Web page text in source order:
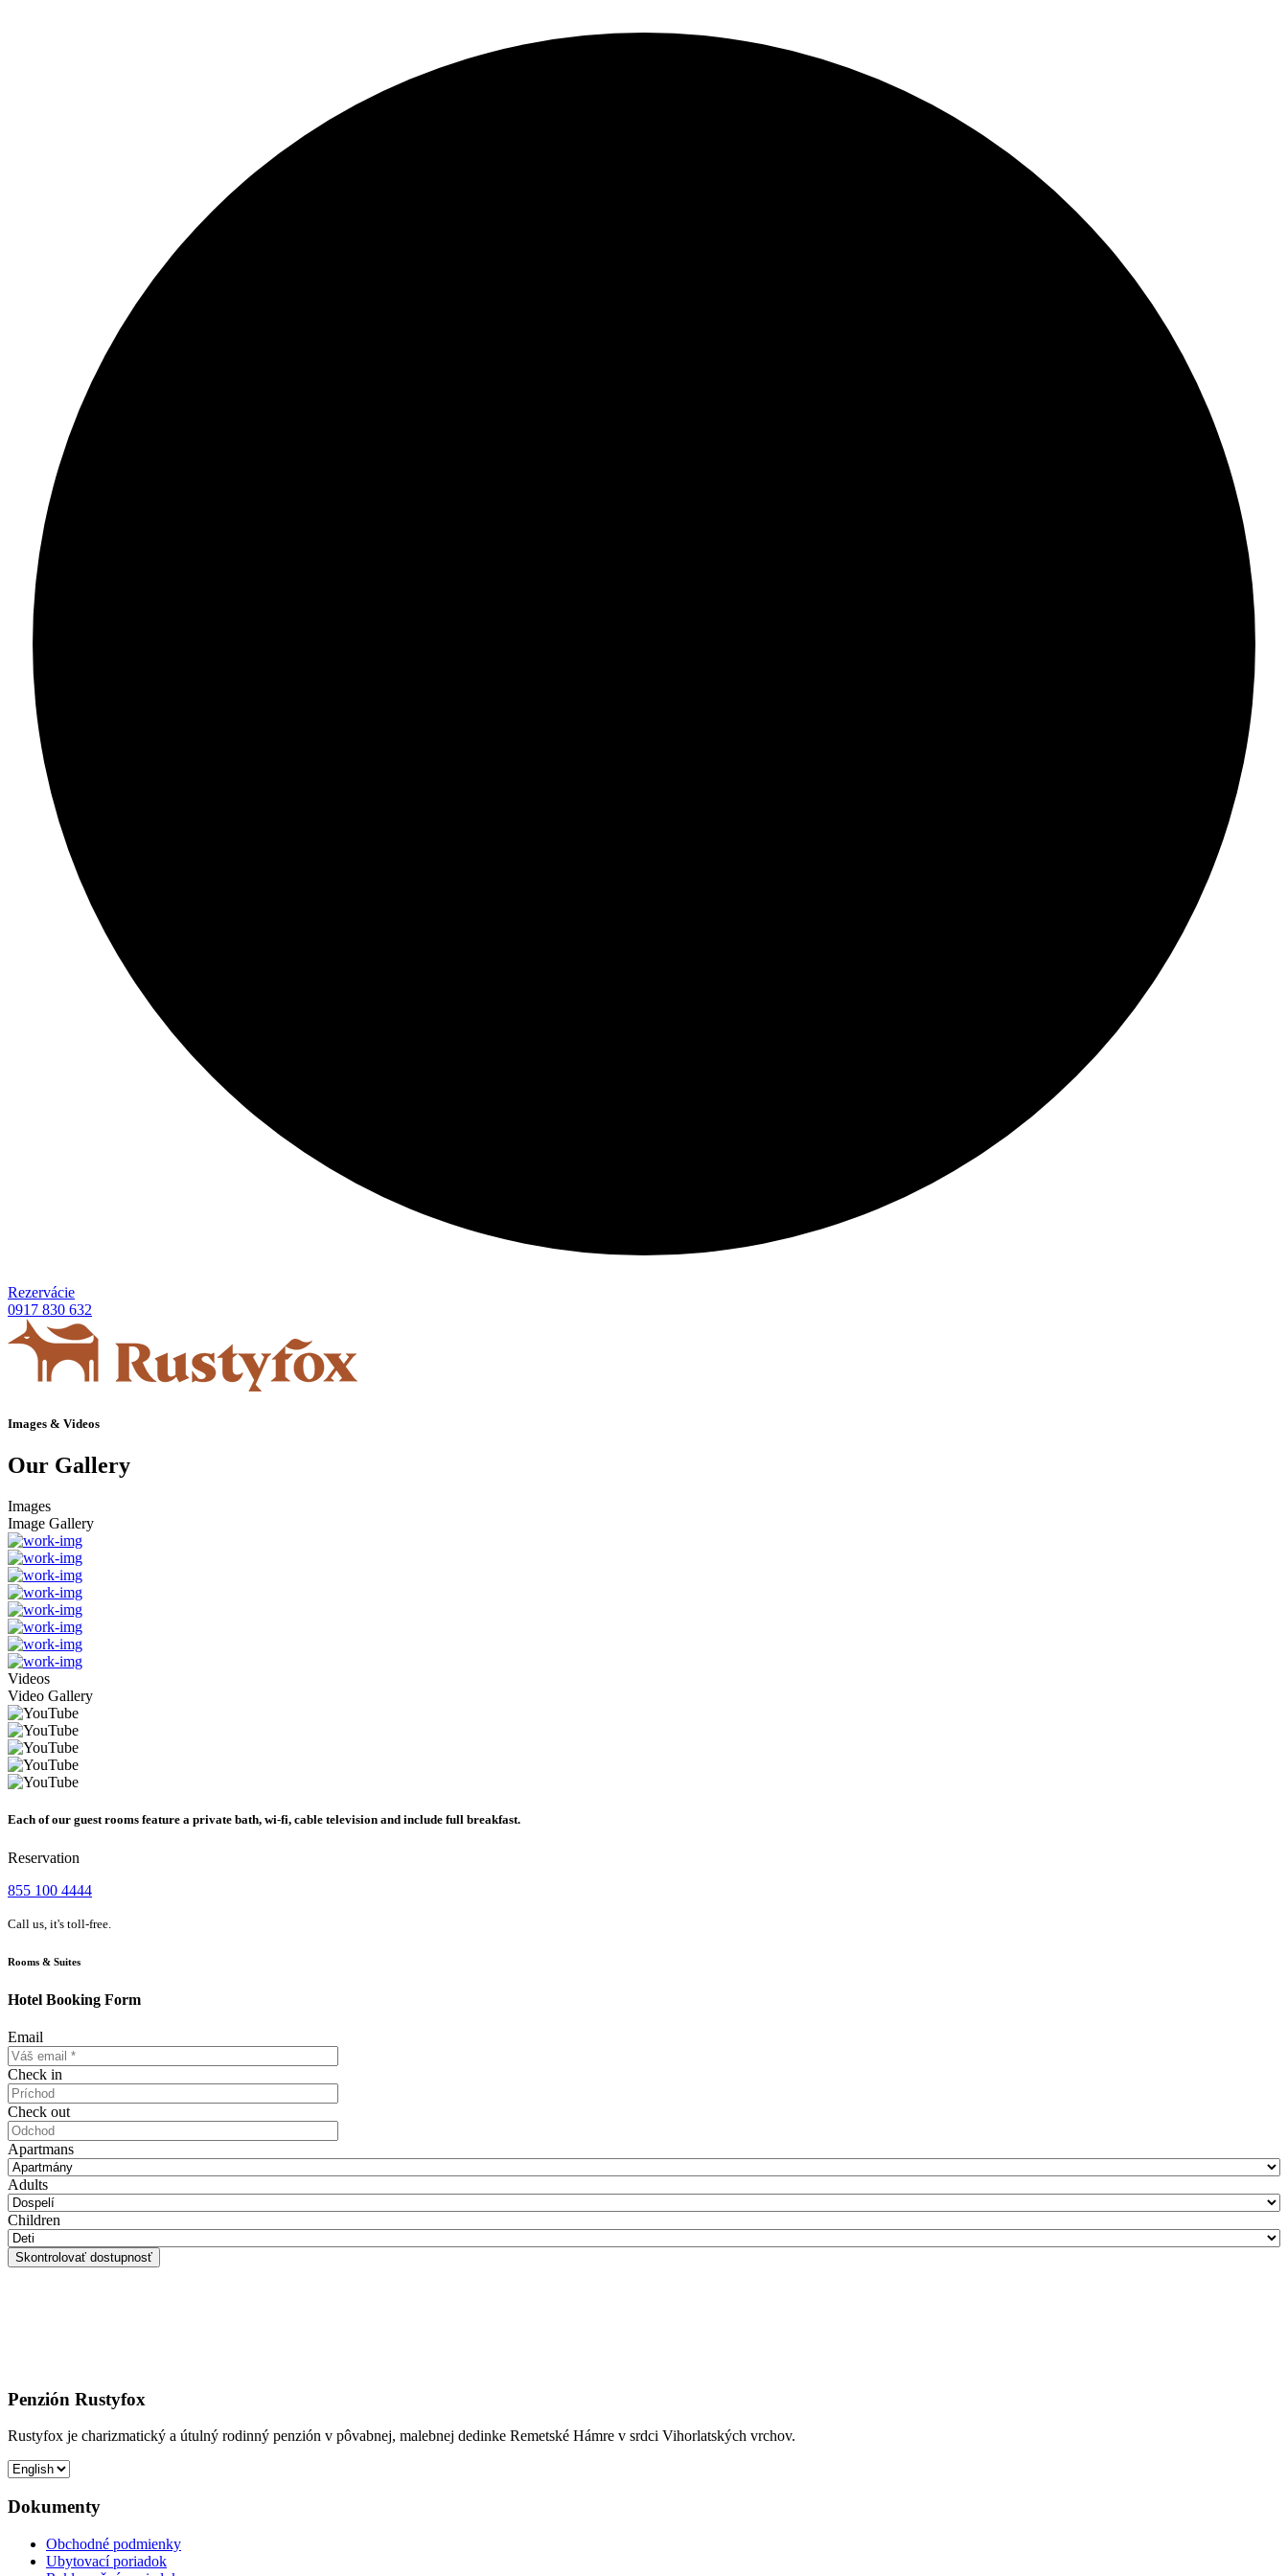
Rezervácie
0917 830 632
Images & Videos
Our Gallery
Images
Image Gallery
Videos
Video Gallery
Each of our guest rooms feature a private bath, wi-fi, cable television and include full breakfast.
Reservation
855 100 4444
Call us, it's toll-free.
Rooms & Suites
Hotel Booking Form
Email
Check in
Check out
Apartmans
Adults
Children
Penzión Rustyfox
Rustyfox je charizmatický a útulný rodinný penzión v pôvabnej, malebnej dedinke Remetské Hámre v srdci Vihorlatských vrchov.
Dokumenty
Obchodné podmienky
Ubytovací poriadok